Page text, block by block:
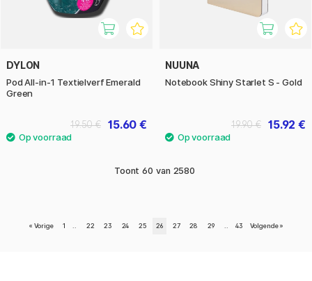
DYLON
Pod All-in-1 Textielverf Emerald
Green
15.60 €
19.50 €
NUUNA
Notebook Shiny Starlet S - Gold
15.92 €
19.90 €
Toont 60 van 2580
« Vorige 1 22 23 24 25 26 27 28 29 43 Volgende »